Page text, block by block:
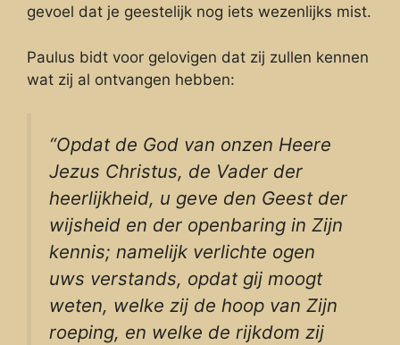
gevoel dat je geestelijk nog iets wezenlijks mist.
Paulus bidt voor gelovigen dat zij zullen kennen
wat zij al ontvangen hebben:
“Opdat de God van onzen Heere
Jezus Christus, de Vader der
heerlijkheid, u geve den Geest der
wijsheid en der openbaring in Zijn
kennis; namelijk verlichte ogen
uws verstands, opdat gij moogt
weten, welke zij de hoop van Zijn
roeping, en welke de rijkdom zij